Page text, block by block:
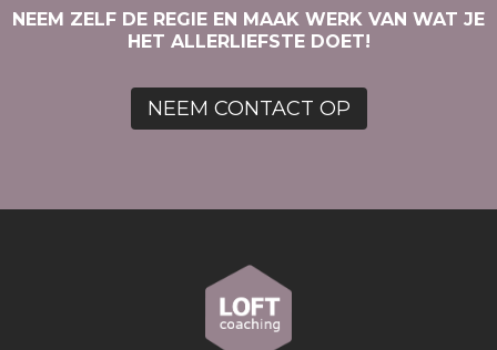
NEEM ZELF DE REGIE EN MAAK WERK VAN WAT JE
HET ALLERLIEFSTE DOET!
NEEM CONTACT OP